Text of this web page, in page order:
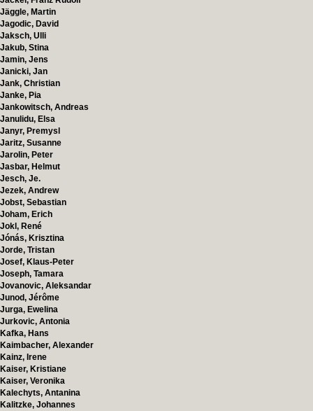
Jäggle, Martin
Jagodic, David
Jaksch, Ulli
Jakub, Stina
Jamin, Jens
Janicki, Jan
Jank, Christian
Janke, Pia
Jankowitsch, Andreas
Janulidu, Elsa
Janyr, Premysl
Jaritz, Susanne
Jarolin, Peter
Jasbar, Helmut
Jesch, Je.
Jezek, Andrew
Jobst, Sebastian
Joham, Erich
Jokl, René
Jónás, Krisztina
Jorde, Tristan
Josef, Klaus-Peter
Joseph, Tamara
Jovanovic, Aleksandar
Junod, Jérôme
Jurga, Ewelina
Jurkovic, Antonia
Kafka, Hans
Kaimbacher, Alexander
Kainz, Irene
Kaiser, Kristiane
Kaiser, Veronika
Kalechyts, Antanina
Kalitzke, Johannes